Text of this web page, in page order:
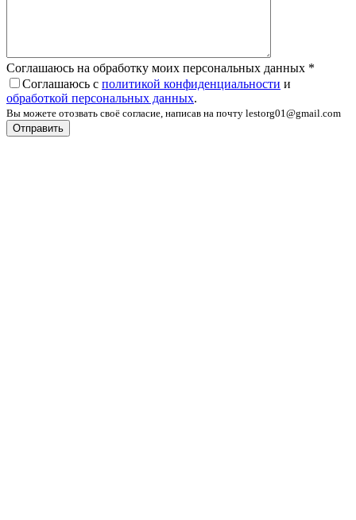
Соглашаюсь на обработку моих персональных данных *
Соглашаюсь с политикой конфиденциальности и
обработкой персональных данных.
Вы можете отозвать своё согласие, написав на почту lestorg01@gmail.com